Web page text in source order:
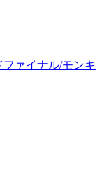
ファイナル/モンキ